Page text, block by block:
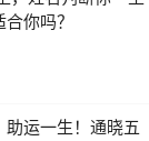
你吗？
助运一生！通晓五